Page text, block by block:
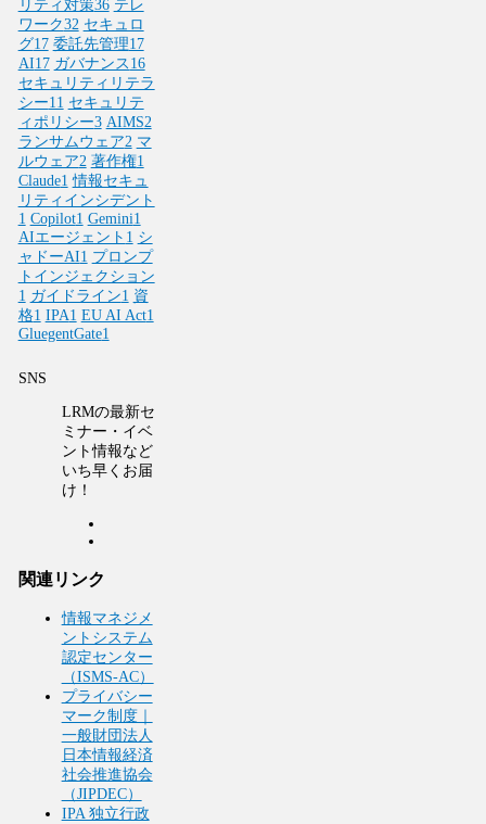
リティ対策36 テレ
ワーク32 セキュロ
グ17 委託先管理17
AI17 ガバナンス 16
セキュリティリテラ
シー11 セキュリテ
ィポリシー3 AIMS2
ランサムウェア2 マ
ルウェア2 著作権1
Claude1 情報セキュ
リティインシデント
1 Copilot1 Gemini1
AIエージェント 1 シ
ャドーAI1 プロンプ
トインジェクション
1 ガイドライン1 資
格1 IPA1 EU AI Act1
GluegentGate1
SNS
LRMの最新セ
ミナー・イベ
ント情報など
いち早くお届
け！
関連リンク
情報マネジメ
ントシステム
認定センター
（ISMS-AC）
プライバシー
マーク制度｜
一般財団法人
日本情報経済
社会推進協会
（JIPDEC）
IPA 独立行政